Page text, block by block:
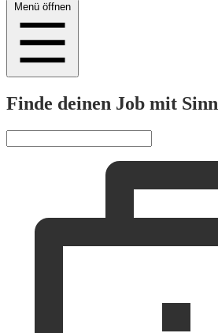
Menü öffnen
Finde deinen Job mit Sinn